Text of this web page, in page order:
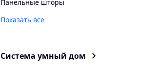
Панельные шторы
Показать все
Система умный дом